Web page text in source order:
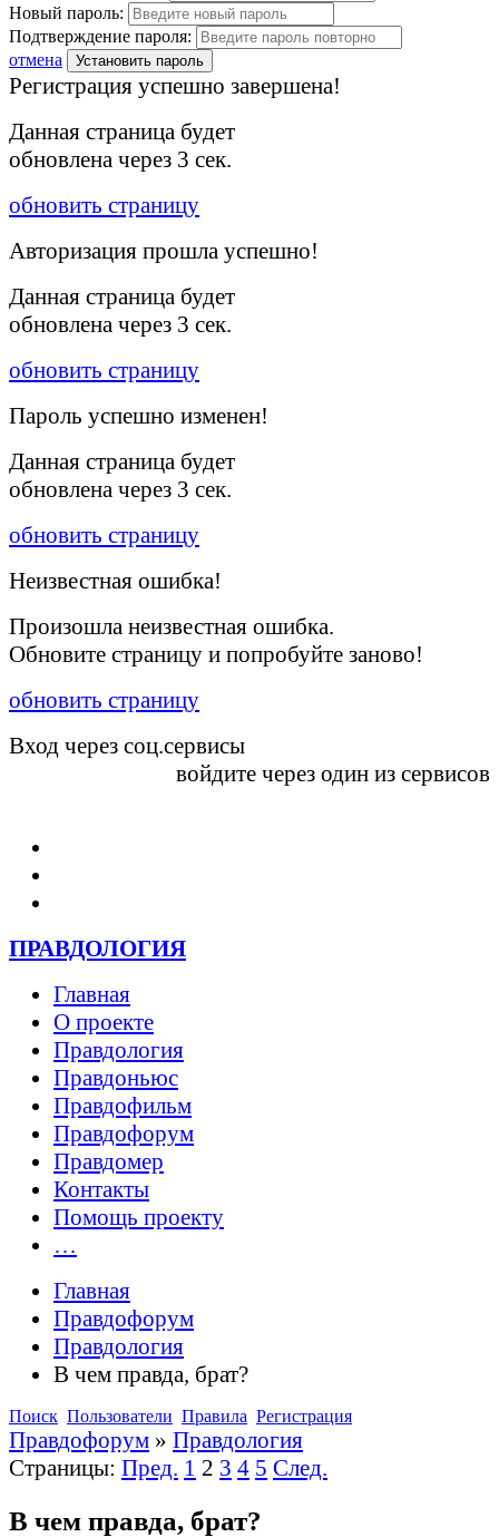
Новый пароль:
Подтверждение пароля:
отмена
Установить пароль
Регистрация успешно завершена!
Данная страница будет
обновлена через 3 сек.
обновить страницу
Авторизация прошла успешно!
Данная страница будет
обновлена через 3 сек.
обновить страницу
Пароль успешно изменен!
Данная страница будет
обновлена через 3 сек.
обновить страницу
Неизвестная ошибка!
Произошла неизвестная ошибка.
Обновите страницу и попробуйте заново!
обновить страницу
Вход через соц.сервисы
войдите через один из сервисов
ПРАВДОЛОГИЯ
Главная
О проекте
Правдология
Правдоньюс
Правдофильм
Правдофорум
Правдомер
Контакты
Помощь проекту
…
Главная
Правдофорум
Правдология
В чем правда, брат?
Поиск Пользователи Правила Регистрация
Правдофорум » Правдология
Страницы: Пред. 1 2 3 4 5 След.
В чем правда, брат?